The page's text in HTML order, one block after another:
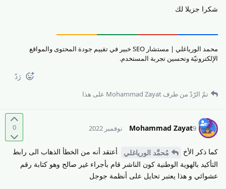
شكرا جزيلا لك
محمد الورياغلي | مستشار SEO خبير في تقييم جودة المحتوى والمواقع
الإلكترونيّة وتحسين تجربة المستخدم.
رَدّ
تمّ الرّدّ من طرف Mohammad Zayat على هذا
0 Mohammad Zayat9 نوفمبر 2022
كما ذكر الأخ مُحمَّد الورياغلي
أعتقد أنه من الخطأ الذهاب الى رابط
التأكيد بالهوية الوطنية كون الناشر قام بأجراء غير صالح وهو كتابة رقم
عشوائي و هذا يعتبر تحايل على أنظمة جوجل